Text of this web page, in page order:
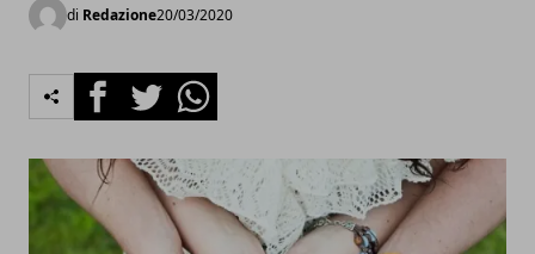
di Redazione20/03/2020
FacebookTwitterWhatsapp